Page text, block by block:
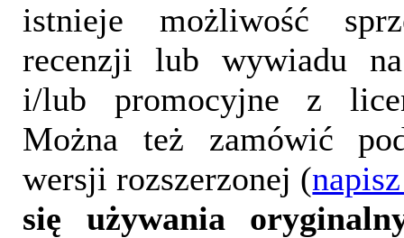
istnieje możliwość
recenzji lub wywiadu
i/lub promocyjne z
Można też zamówić
wersji rozszerzonej (
się używania